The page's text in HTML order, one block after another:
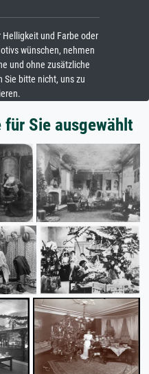
und Farbe oder
wünschen, nehmen
und ohne zusätzliche
Sie bitte nicht, uns zu
Sie ausgewählt